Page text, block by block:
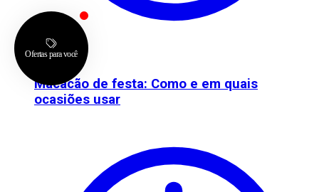
31/03/26
Macacão de festa: Como e em quais
ocasiões usar